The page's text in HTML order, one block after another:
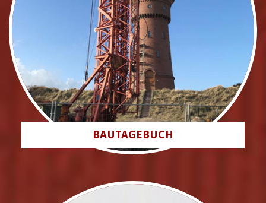
BAUTAGEBUCH